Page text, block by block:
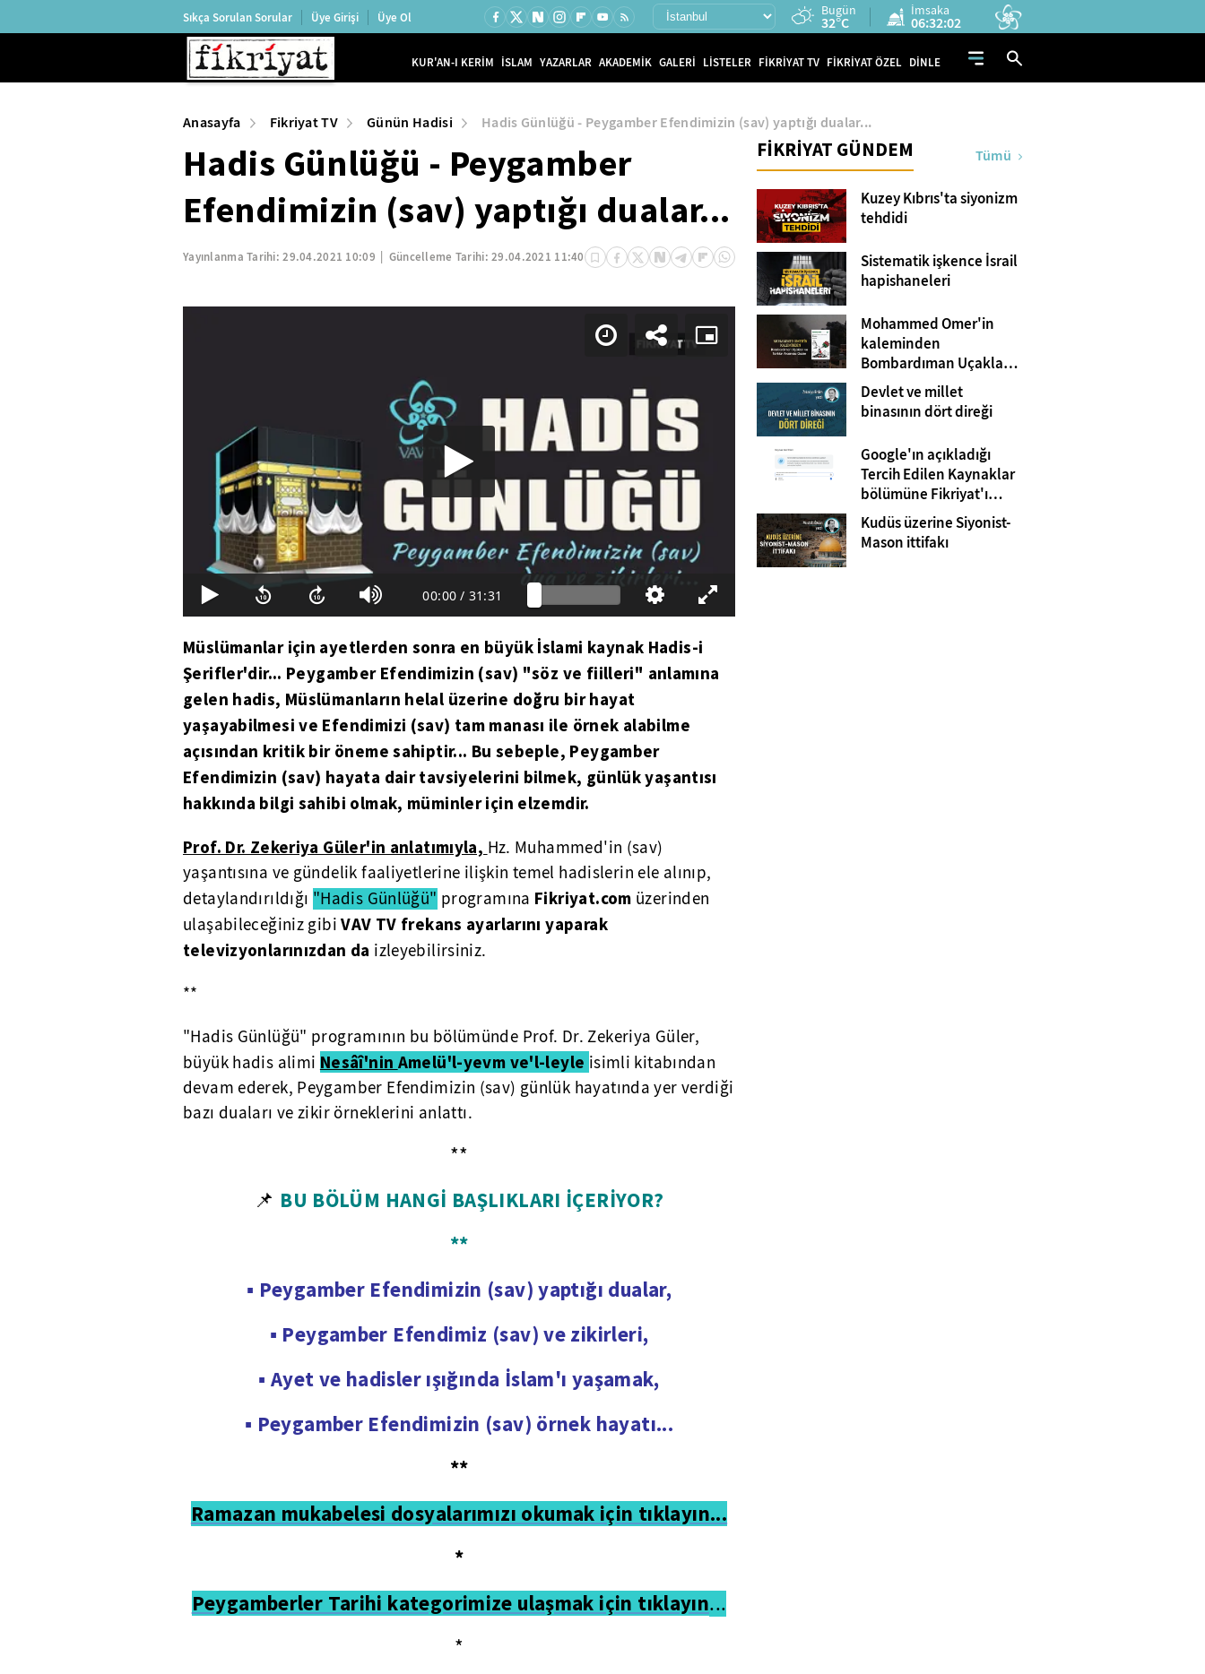
Sıkça Sorulan Sorular Üye Girişi Üye Ol Bugün
32°C
İmsaka
06:32:01
KUR'AN-I KERİM İSLAM YAZARLAR AKADEMİK GALERİ LİSTELER FİKRİYAT TV FİKRİYAT ÖZEL DİNLE
Anasayfa Fikriyat TV Günün Hadisi Hadis Günlüğü - Peygamber Efendimizin (sav) yaptığı dualar...
Hadis Günlüğü - Peygamber
Efendimizin (sav) yaptığı dualar...
Yayınlanma Tarihi:29.04.2021 10:09 Güncelleme Tarihi:29.04.2021 11:40
00:00 / 31:31
Müslümanlar için ayetlerden sonra en büyük İslami kaynak Hadis-i
Şerifler'dir... Peygamber Efendimizin (sav) "söz ve fiilleri" anlamına
gelen hadis, Müslümanların helal üzerine doğru bir hayat
yaşayabilmesi ve Efendimizi (sav) tam manası ile örnek alabilme
açısından kritik bir öneme sahiptir... Bu sebeple, Peygamber
Efendimizin (sav) hayata dair tavsiyelerini bilmek, günlük yaşantısı
hakkında bilgi sahibi olmak, müminler için elzemdir.
Prof. Dr. Zekeriya Güler'in anlatımıyla, Hz. Muhammed'in (sav)
yaşantısına ve gündelik faaliyetlerine ilişkin temel hadislerin ele alınıp,
detaylandırıldığı "Hadis Günlüğü" programına Fikriyat.com üzerinden
ulaşabileceğiniz gibiVAV TV frekans ayarlarını yaparak
televizyonlarınızdan da izleyebilirsiniz.
**
"Hadis Günlüğü" programının bu bölümünde Prof. Dr. Zekeriya Güler,
büyük hadis alimi Nesâî'nin Amelü'l-yevm ve'l-leyle isimli kitabından
devam ederek, Peygamber Efendimizin (sav) günlük hayatında yer verdiği
bazı duaları ve zikir örneklerini anlattı.
**
📌 BU BÖLÜM HANGİ BAŞLIKLARI İÇERİYOR?
**
▪ Peygamber Efendimizin (sav) yaptığı dualar,
▪ Peygamber Efendimiz (sav) ve zikirleri,
▪ Ayet ve hadisler ışığında İslam'ı yaşamak,
▪ Peygamber Efendimizin (sav) örnek hayatı...
**
Ramazan mukabelesi dosyalarımızı okumak için tıklayın...
*
Peygamberler Tarihi kategorimize ulaşmak için tıklayın...
*
FİKRİYAT GÜNDEM Tümü
Kuzey Kıbrıs'ta siyonizm
tehdidi
Sistematik işkence İsrail
hapishaneleri
Mohammed Omer'in
kaleminden
Bombardıman Uçakları
ve Tanklar Arasında
Gazze
Devlet ve millet
binasının dört direği
Google'ın açıkladığı
Tercih Edilen Kaynaklar
bölümüne Fikriyat'ı
eklemeyi unutmayın!
Kudüs üzerine Siyonist-
Mason ittifakı